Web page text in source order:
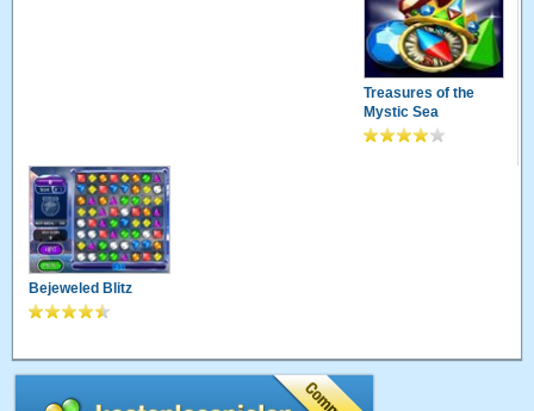
Treasures of the
Mystic Sea
Bejeweled Blitz